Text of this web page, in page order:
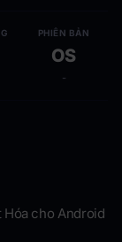
PHIÊN BẢN
OS
-
Hóa cho Android